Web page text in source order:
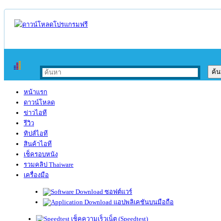
หน้าแรก
ดาวน์โหลด
ข่าวไอที
รีวิว
ทิปส์ไอที
สินค้าไอที
เช็ครอบหนัง
รวมคลิป Thaiware
เครื่องมือ
ซอฟต์แวร์
แอปพลิเคชันบนมือถือ
เช็คความเร็วเน็ต (Speedtest)